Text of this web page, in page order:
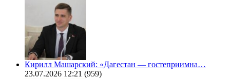
Кирилл Машарский: «Дагестан — гостеприимна…
23.07.2026 12:21 (959)